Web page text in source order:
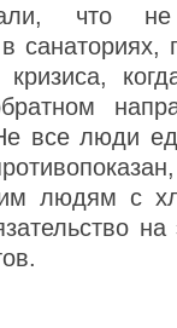
что
санаториях,
все люди
людям с